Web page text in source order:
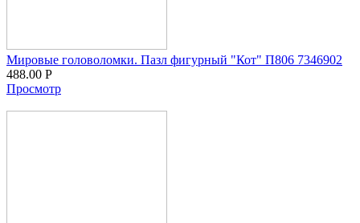
Мировые головоломки. Пазл фигурный "Кот" П806 7346902
488.00 Р
Просмотр